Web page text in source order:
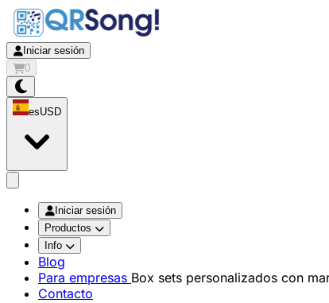
Iniciar sesión
0
esUSD
Iniciar sesión
Productos
Info
Blog
Para empresas Box sets personalizados con
Contacto